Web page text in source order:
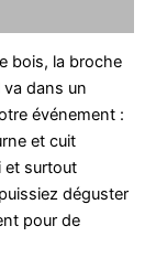
bois, la broche
dans un
événement :
et cuit
et surtout
déguster
pour de